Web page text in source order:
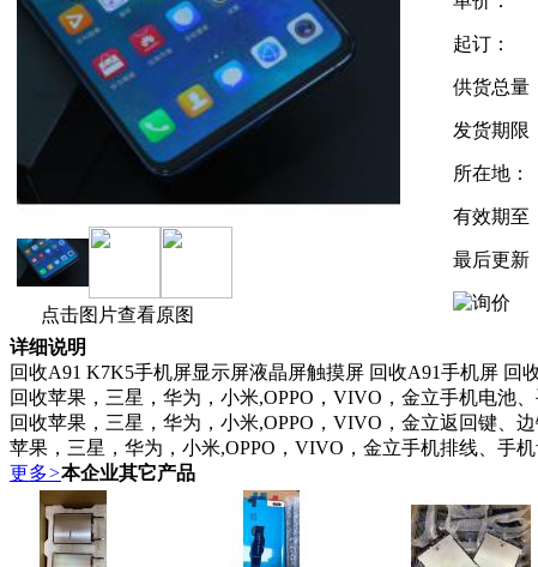
点击图片查看原图
起订：
供货总量
发货期限
所在地：
有效期至
最后更新
详细说明
回收A91 K7K5手机屏显示屏液晶屏触摸屏 回收A91手机屏
回收苹果，三星，华为，小米,OPPO，VIVO，金立手机电池
回收苹果，三星，华为，小米,OPPO，VIVO，金立返回键、
苹果，三星，华为，小米,OPPO，VIVO，金立手机排线、手
更多>本企业其它产品